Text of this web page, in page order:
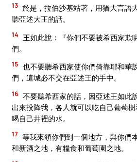
13 於是，拉伯沙基站著，用猶大言語
聽亞述大王的話。
14 王如此說：『你們不要被希西家欺
們。
15 也不要聽希西家使你們倚靠耶和華
們，這城必不交在亞述王的手中。
16 不要聽希西家的話，因亞述王如此
出來投降我，各人就可以吃自己葡萄樹
喝自己井裡的水。
17 等我來領你們到一個地方，與你們
和新酒之地，有糧食和葡萄園之地。